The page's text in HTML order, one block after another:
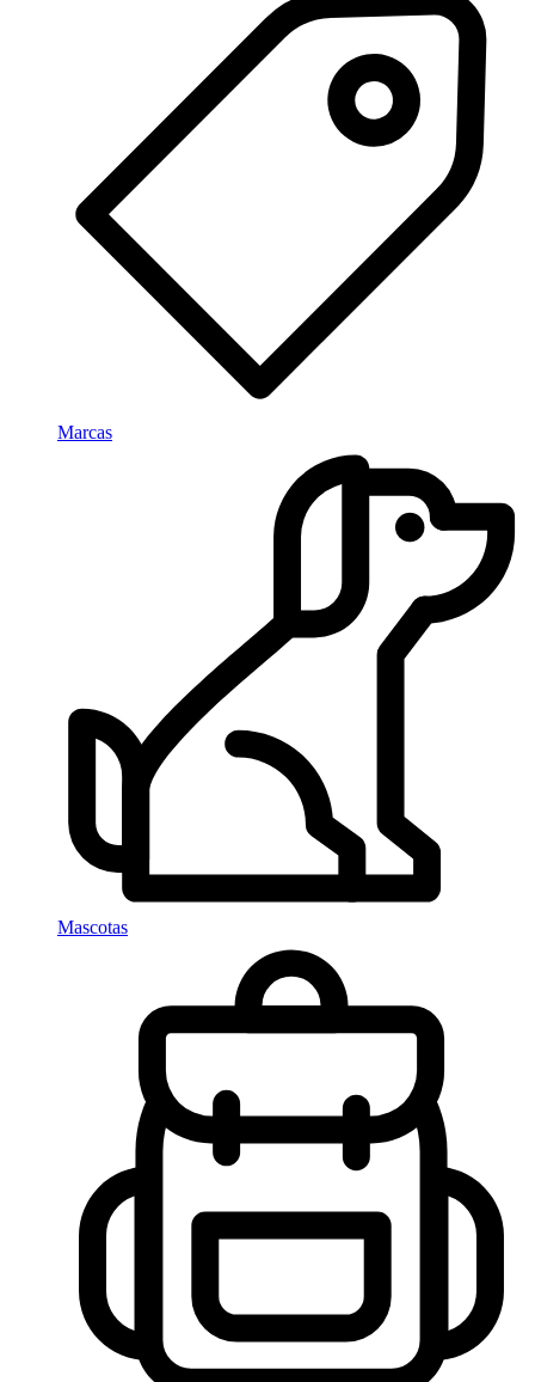
Marcas
Mascotas